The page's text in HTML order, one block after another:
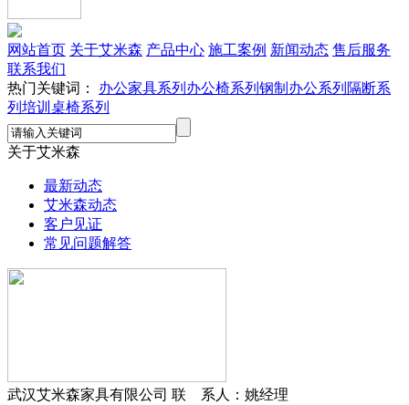
网站首页 关于艾米森 产品中心 施工案例 新闻动态 售后服务
联系我们
热门关键词： 办公家具系列 办公椅系列 钢制办公系列 隔断系
列 培训桌椅系列
关于艾米森
最新动态
艾米森动态
客户见证
常见问题解答
武汉艾米森家具有限公司 联 系人：姚经理